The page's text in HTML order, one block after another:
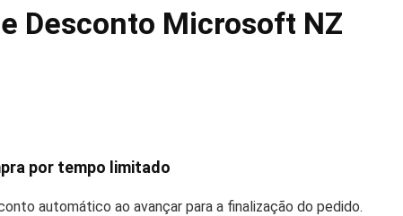
Desconto Microsoft NZ
por tempo limitado
automático ao avançar para a finalização do pedido.